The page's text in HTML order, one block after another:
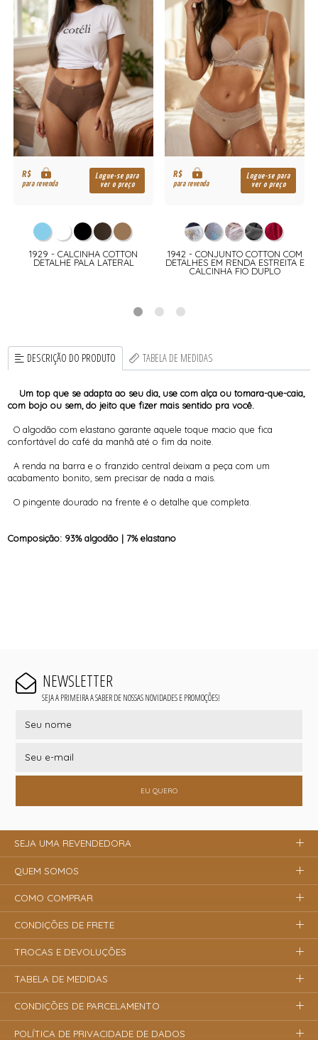
R$
para revenda
Logue-se para
ver o preço
1929 - CALCINHA COTTON
DETALHE PALA LATERAL
R$
para revenda
Logue-se para
ver o preço
1942 - CONJUNTO COTTON COM
DETALHES EM RENDA ESTREITA E
CALCINHA FIO DUPLO
DESCRIÇÃO DO PRODUTO TABELA DE MEDIDAS
Um top que se adapta ao seu dia, use com alça ou tomara-que-caia,
com bojo ou sem, do jeito que fizer mais sentido pra você.
O algodão com elastano garante aquele toque macio que fica
confortável do café da manhã até o fim da noite.
A renda na barra e o franzido central deixam a peça com um
acabamento bonito, sem precisar de nada a mais.
O pingente dourado na frente é o detalhe que completa.
Composição: 93% algodão | 7% elastano
NEWSLETTER
SEJA A PRIMEIRA A SABER DE NOSSAS NOVIDADES E PROMOÇÕES!
EU QUERO
SEJA UMA REVENDEDORA
QUEM SOMOS
COMO COMPRAR
CONDIÇÕES DE FRETE
TROCAS E DEVOLUÇÕES
TABELA DE MEDIDAS
CONDIÇÕES DE PARCELAMENTO
POLÍTICA DE PRIVACIDADE DE DADOS